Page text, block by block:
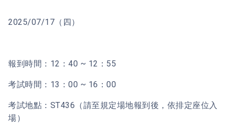
2025/07/17（四）
報到時間：12：40 ~ 12：55
考試時間：13：00 ~ 16：00
考試地點：ST436（請至規定場地報到後，依排定座位入
場）